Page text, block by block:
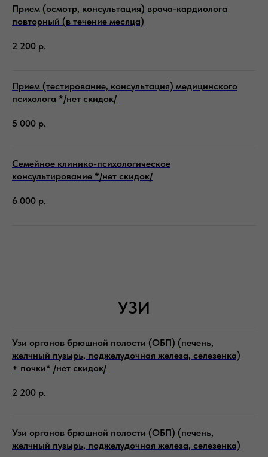
Прием (осмотр, консультация) врача-кардиолога
повторный (в течение месяца)
2 200 р.
Прием (тестирование, консультация) медицинского
психолога */нет скидок/
5 000 р.
Семейное клинико-психологическое
консультирование */нет скидок/
6 000 р.
УЗИ
Узи органов брюшной полости (ОБП) (печень,
желчный пузырь, поджелудочная железа, селезенка)
+ почки* /нет скидок/
2 200 р.
Узи органов брюшной полости (ОБП) (печень,
желчный пузырь, поджелудочная железа, селезенка)